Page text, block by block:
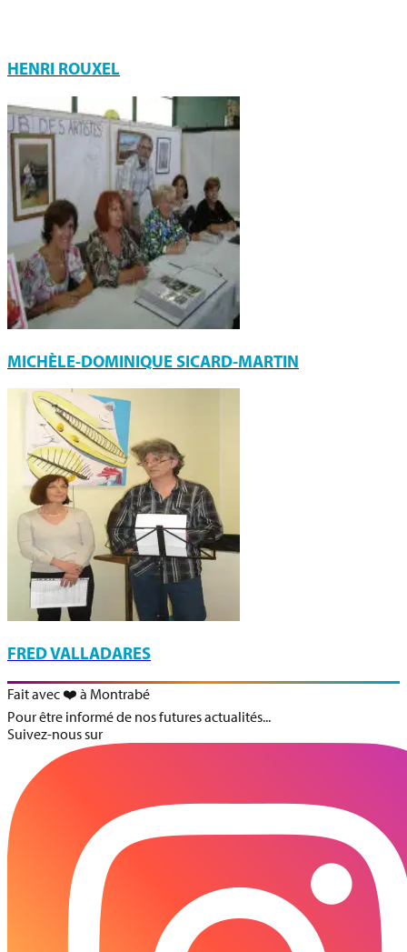
HENRI ROUXEL
MICHÈLE-DOMINIQUE SICARD-MARTIN
FRED VALLADARES
Fait avec ❤️ à Montrabé
Pour être informé de nos futures actualités...
Suivez-nous sur